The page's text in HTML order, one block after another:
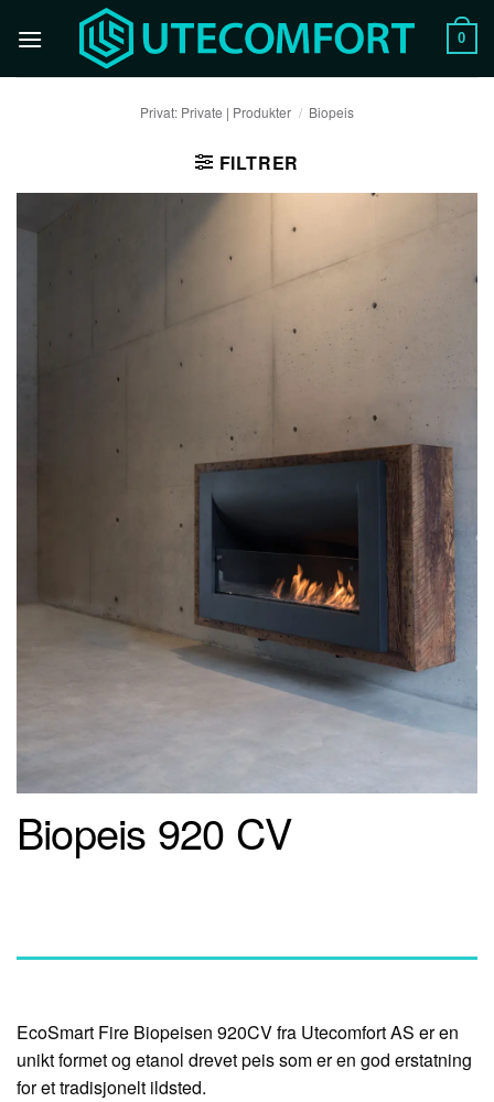
0
Privat: Private | Produkter / Biopeis
FILTRER
Biopeis 920 CV
EcoSmart Fire Biopeisen 920CV fra Utecomfort AS er en
unikt formet og etanol drevet peis som er en god erstatning
for et tradisjonelt ildsted.